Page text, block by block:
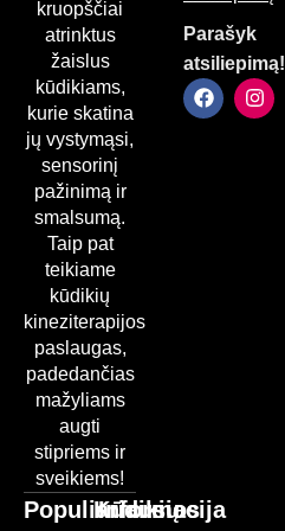
kruopščiai
atrinktus
žaislus
kūdikiams,
kurie skatina
jų vystymąsi,
sensorinį
pažinimą ir
smalsumą.
Taip pat
teikiame
kūdikių
kineziterapijos
paslaugas,
padedančias
mažyliams
augti
stipriems ir
sveikiems!
Populiariausios
Kūdikių
Informacija
Parašyk
atsiliepimą!